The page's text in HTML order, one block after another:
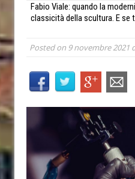
Fabio Viale: quando la
classicità della scultura. E se
Posted on 9 novembre 2021